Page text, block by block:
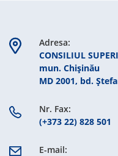
Adresa:
CONSILIUL
mun. Chişinău
MD 2001, bd.
Nr. Fax:
(+373 22) 828 501
E-mail: